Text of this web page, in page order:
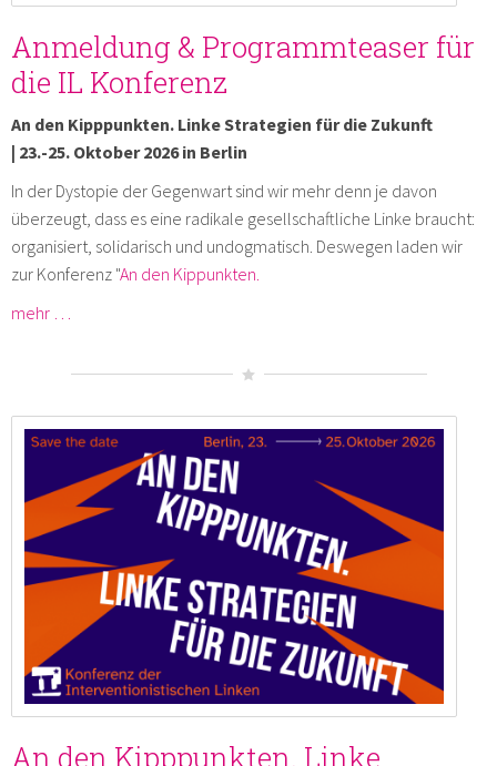
Anmeldung & Programmteaser für
die IL Konferenz
An den Kipppunkten. Linke Strategien für die Zukunft
| 23.-25. Oktober 2026 in Berlin
In der Dystopie der Gegenwart sind wir mehr denn je davon
überzeugt, dass es eine radikale gesellschaftliche Linke braucht:
organisiert, solidarisch und undogmatisch. Deswegen laden wir
zur Konferenz "An den Kippunkten.
mehr …
An den Kipppunkten. Linke